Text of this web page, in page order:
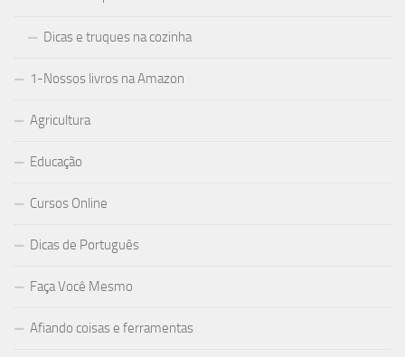
Dicas e truques na cozinha
1-Nossos livros na Amazon
Agricultura
Educação
Cursos Online
Dicas de Português
Faça Você Mesmo
Afiando coisas e ferramentas